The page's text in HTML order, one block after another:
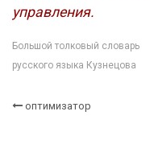
управления.
Большой толковый словарь
русского языка Кузнецова
оптимизатор